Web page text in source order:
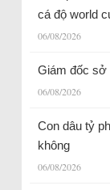
cá độ world
06/08/2026
Giám đốc sở
06/08/2026
Con dâu tỷ
không
06/08/2026